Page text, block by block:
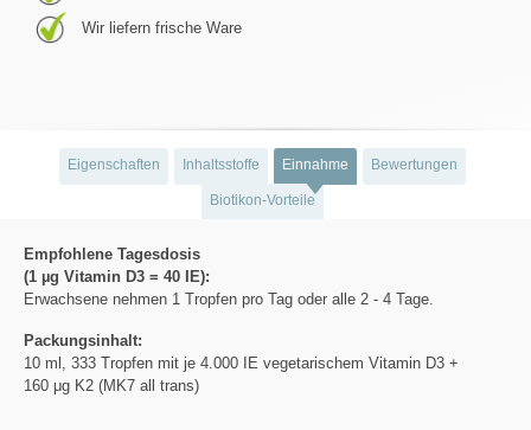
Wir liefern frische Ware
Eigenschaften Inhaltsstoffe Einnahme Bewertungen
Biotikon-Vorteile
Empfohlene Tagesdosis
(1 µg Vitamin D3 = 40 IE):
Erwachsene nehmen 1 Tropfen pro Tag oder alle 2 - 4 Tage.
Packungsinhalt:
10 ml, 333 Tropfen mit je 4.000 IE vegetarischem Vitamin D3 +
160 μg K2 (MK7 all trans)